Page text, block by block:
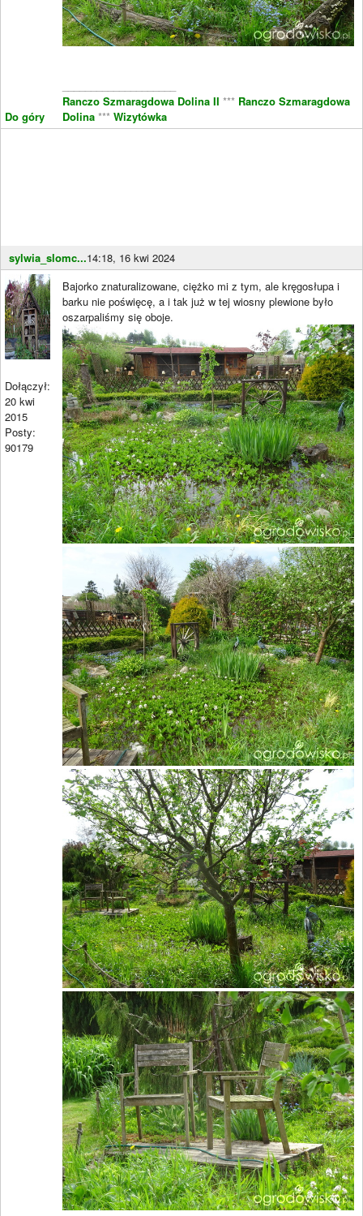
Do góry
Ranczo Szmaragdowa Dolina II *** Ranczo Szmaragdowa
Dolina *** Wizytówka
sylwia_slomc...14:18, 16 kwi 2024
Dołączył:
20 kwi
2015
Posty:
90179
Bajorko znaturalizowane, ciężko mi z tym, ale kręgosłupa i
barku nie poświęcę, a i tak już w tej wiosny plewione było
oszarpaliśmy się oboje.